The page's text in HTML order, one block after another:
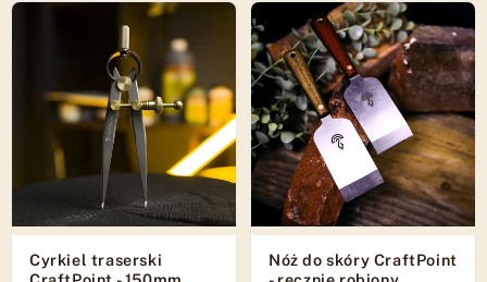
Cyrkiel traserski
Nóż do skóry CraftPoint